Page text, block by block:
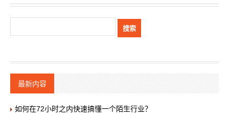
最新内容
如何在72小时之内快速搞懂一个陌生行业？